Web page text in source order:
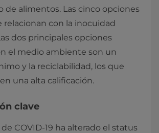
de alimentos. Las cinco opciones
relacionan con la inocuidad
dos principales opciones
el medio ambiente son un
y la reciclabilidad, los que
una alta calificación.
clave
COVID-19 ha alterado el status